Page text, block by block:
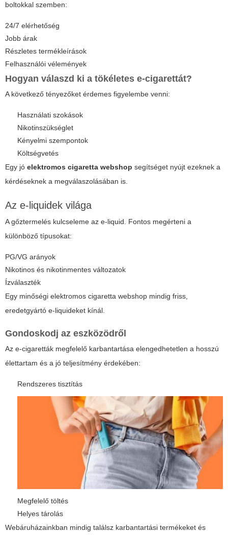
boltokkal szemben:
24/7 elérhetőség
Jobb árak
Részletes termékleírások
Felhasználói vélemények
Hogyan válaszd ki a tökéletes e-cigarettát?
A következő tényezőket érdemes figyelembe venni:
Használati szokások
Nikotinszükséglet
Kényelmi szempontok
Költségvetés
Egy jó elektromos cigaretta webshop segítséget nyújt ezeknek a
kérdéseknek a megválaszolásában is.
Az e-liquidek világa
A gőztermelés kulcseleme az e-liquid. Fontos megérteni a
különböző típusokat:
PG/VG arányok
Nikotinos és nikotinmentes változatok
Ízválaszték
Egy minőségi elektromos cigaretta webshop mindig friss,
eredetgyártó e-liquideket kínál.
Gondoskodj az eszközödről
Az e-cigaretták megfelelő karbantartása elengedhetetlen a hosszú
élettartam és a jó teljesítmény érdekében:
Rendszeres tisztítás
Megfelelő töltés
Helyes tárolás
Webáruházainkban mindig találsz karbantartási termékeket és